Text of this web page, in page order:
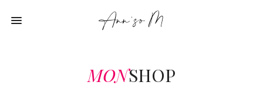
MONSHOP